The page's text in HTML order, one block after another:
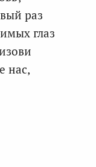
раз
глаз
нас,